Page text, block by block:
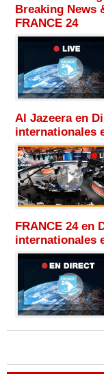
Breaking News
FRANCE 24
Al Jazeera en
internationales
FRANCE 24 en
internationales